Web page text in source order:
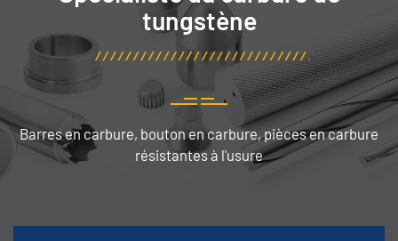
tungstène
Barres en carbure, bouton en carbure, pièces en carbure
résistantes à l'usure